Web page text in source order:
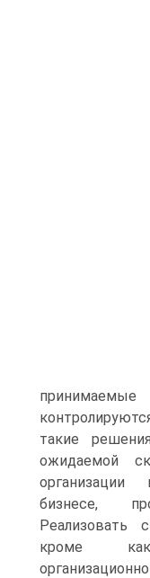
такие
ожидаемой
организации
бизнесе,
Реализовать
кроме